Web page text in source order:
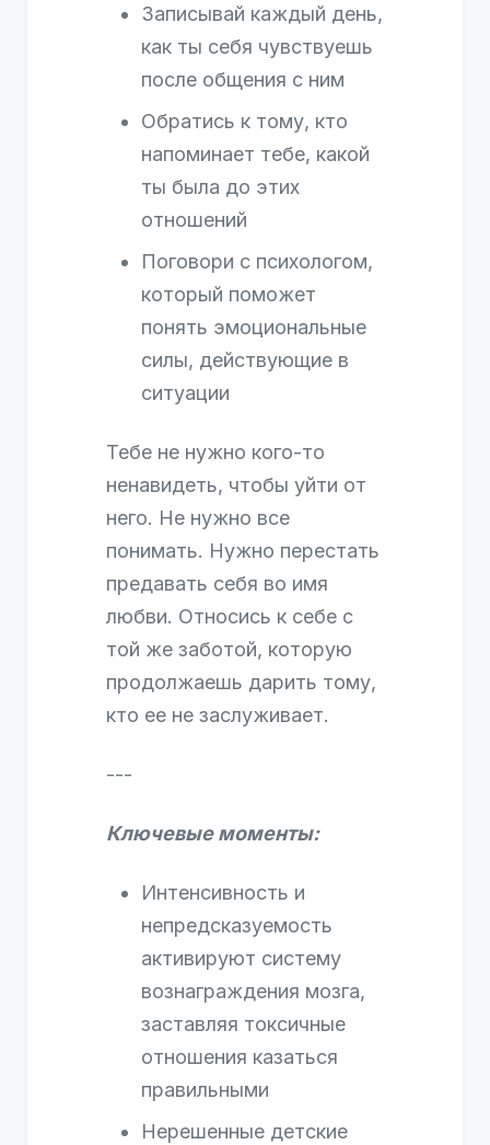
Записывай каждый день,
как ты себя чувствуешь
после общения с ним
Обратись к тому, кто
напоминает тебе, какой
ты была до этих
отношений
Поговори с психологом,
который поможет
понять эмоциональные
силы, действующие в
ситуации
Тебе не нужно кого-то
ненавидеть, чтобы уйти от
него. Не нужно все
понимать. Нужно перестать
предавать себя во имя
любви. Относись к себе с
той же заботой, которую
продолжаешь дарить тому,
кто ее не заслуживает.
---
Ключевые моменты:
Интенсивность и
непредсказуемость
активируют систему
вознаграждения мозга,
заставляя токсичные
отношения казаться
правильными
Нерешенные детские